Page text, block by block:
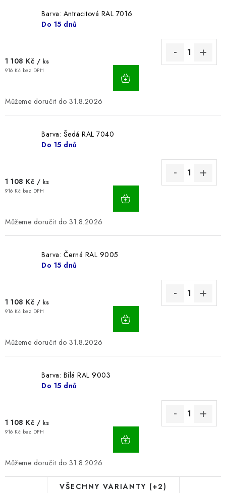
Hodnocení obchodu
Reklamace zboží
Odstoupení od kupní smlouvy
Cookies
Bezpečnostní certifikáty
Barva: Antracitová RAL 7016
Do 15 dnů
1 108 Kč / ks
916 Kč bez DPH
31.8.2026
Barva: Šedá RAL 7040
Do 15 dnů
1 108 Kč / ks
916 Kč bez DPH
31.8.2026
Barva: Černá RAL 9005
Do 15 dnů
1 108 Kč / ks
916 Kč bez DPH
31.8.2026
Barva: Bílá RAL 9003
Do 15 dnů
1 108 Kč / ks
916 Kč bez DPH
31.8.2026
VŠECHNY VARIANTY (+2)